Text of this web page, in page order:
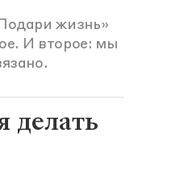
жизнь»
И второе: мы
делать